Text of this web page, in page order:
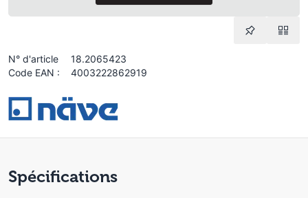
N° d'article
18.2065423
Code EAN :
4003222862919
Spécifications